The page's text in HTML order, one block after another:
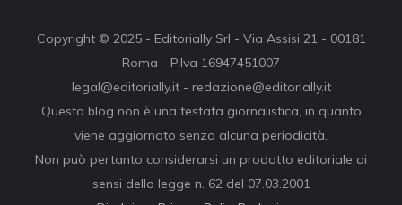
Copyright © 2025 - Editorially Srl - Via Assisi 21 - 00181
Roma - P.Iva 16947451007
legal@editorially.it - redazione@editorially.it
Questo blog non è una testata giornalistica, in quanto
viene aggiornato senza alcuna periodicità.
Non può pertanto considerarsi un prodotto editoriale ai
sensi della legge n. 62 del 07.03.2001